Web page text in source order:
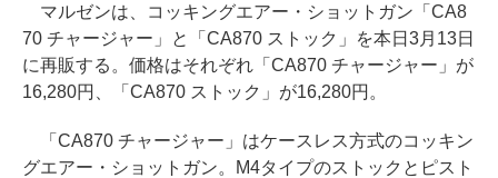
マルゼンは、コッキングエアー・ショットガン「CA8
70 チャージャー」と「CA870 ストック」を本日3月13日
に再販する。価格はそれぞれ「CA870 チャージャー」が
16,280円、「CA870 ストック」が16,280円。
「CA870 チャージャー」はケースレス方式のコッキン
グエアー・ショットガン。M4タイプのストックとピスト